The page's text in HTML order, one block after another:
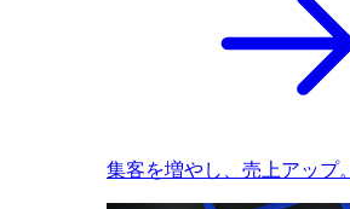
集客を増やし、売上アップ。